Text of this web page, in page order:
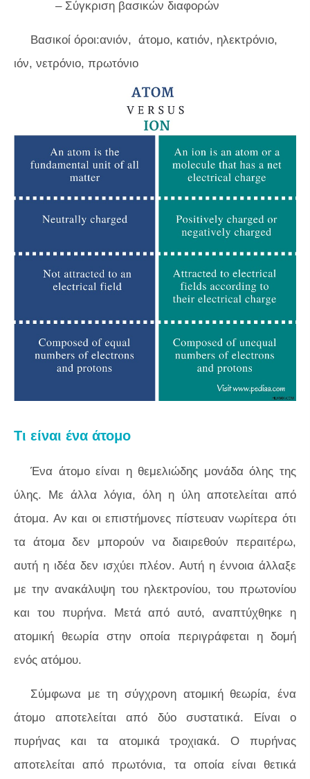
– Σύγκριση βασικών διαφορών
Βασικοί όροι:ανιόν, άτομο, κατιόν, ηλεκτρόνιο,
ιόν, νετρόνιο, πρωτόνιο
Τι είναι ένα άτομο
Ένα άτομο είναι η θεμελιώδης μονάδα όλης της
ύλης. Με άλλα λόγια, όλη η ύλη αποτελείται από
άτομα. Αν και οι επιστήμονες πίστευαν νωρίτερα ότι
τα άτομα δεν μπορούν να διαιρεθούν περαιτέρω,
αυτή η ιδέα δεν ισχύει πλέον. Αυτή η έννοια άλλαξε
με την ανακάλυψη του ηλεκτρονίου, του πρωτονίου
και του πυρήνα. Μετά από αυτό, αναπτύχθηκε η
ατομική θεωρία στην οποία περιγράφεται η δομή
ενός ατόμου.
Σύμφωνα με τη σύγχρονη ατομική θεωρία, ένα
άτομο αποτελείται από δύο συστατικά. Είναι ο
πυρήνας και τα ατομικά τροχιακά. Ο πυρήνας
αποτελείται από πρωτόνια, τα οποία είναι θετικά